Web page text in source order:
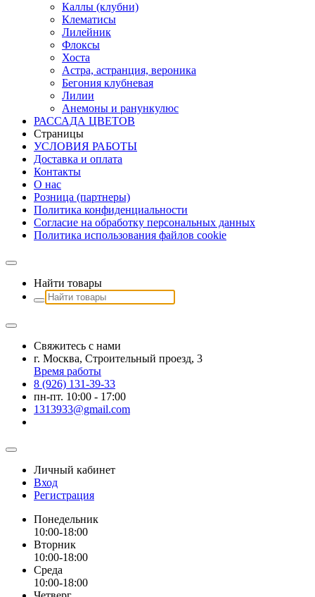
Каллы (клубни)
Клематисы
Лилейник
Флоксы
Хоста
Астра, астранция, вероника
Бегония клубневая
Лилии
Анемоны и ранункулюс
РАССАДА ЦВЕТОВ
Страницы
УСЛОВИЯ РАБОТЫ
Доставка и оплата
Контакты
О наc
Розница (партнеры)
Политика конфиденциальности
Согласие на обработку персональных данных
Политика использования файлов сookie
Найти товары
Свяжитесь с нами
г. Москва, Строительный проезд, 3
Время работы
8 (926) 131-39-33
пн-пт. 10:00 - 17:00
1313933@gmail.com
Личный кабинет
Вход
Регистрация
Понедельник
10:00-18:00
Вторник
10:00-18:00
Среда
10:00-18:00